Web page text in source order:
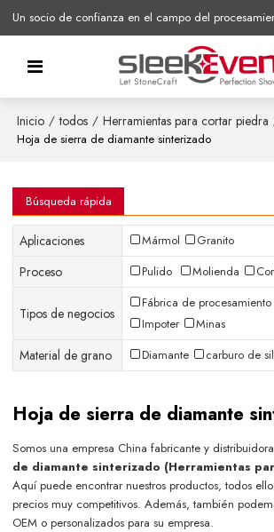
Un socio de confianza en el campo del
Inicio / todos / Herramientas para cortar piedra
Hoja de sierra de diamante sinterizado
Búsqueda rápida
Aplicaciones Mármol Granito
Proceso Pulido Molienda
Tipos de negocios
Fábrica de
Impoter
Minas
Material de grano Diamante carburo de
Hoja de sierra de diamante
Somos una empresa China fabricante y
de diamante sinterizado (Herramientas
Aquí puede encontrar nuestros productos, todos
precios muy competitivos. Además, también
OEM o personalizados para su empresa.